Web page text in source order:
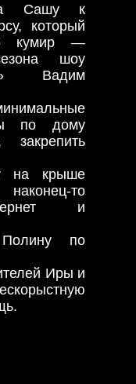
Сашу к
который
кумир —
шоу
Вадим
по дому
закрепить
на крыше
то
и
по
Иры и